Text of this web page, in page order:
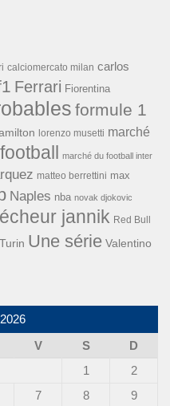
calciomercato milan carlos
Ferrari Fiorentina
formule 1
lorenzo musetti marché
marché du football inter
matteo berrettini max
Naples nba novak djokovic
jannik Red Bull
Turin Une série Valentino
V S
D
1
2
7 8
9